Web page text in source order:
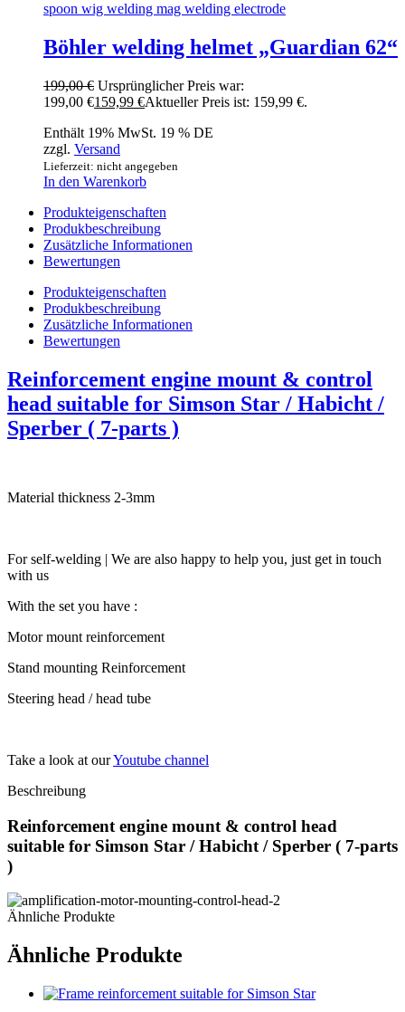
Böhler welding helmet „Guardian 62“
199,00€ Ursprünglicher Preis war:
199,00 €159,99 €Aktueller Preis ist: 159,99 €.
Enthält 19% MwSt. 19 % DE
zzgl. Versand
Lieferzeit: nicht angegeben
In den Warenkorb
Produkteigenschaften
Produkbeschreibung
Zusätzliche Informationen
Bewertungen
Produkteigenschaften
Produkbeschreibung
Zusätzliche Informationen
Bewertungen
Reinforcement engine mount & control
head suitable for Simson Star / Habicht /
Sperber ( 7-parts )
Material thickness 2-3mm
For self-welding | We are also happy to help you, just get in touch
with us
With the set you have :
Motor mount reinforcement
Stand mounting Reinforcement
Steering head / head tube
Take a look at ourYoutube channel
Beschreibung
Reinforcement engine mount & control head
suitable for Simson Star / Habicht / Sperber ( 7-parts
)
Ähnliche Produkte
Ähnliche Produkte